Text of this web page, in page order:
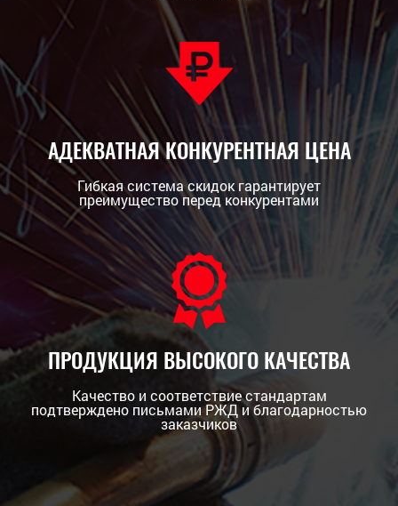
АДЕКВАТНАЯ КОНКУРЕНТНАЯ ЦЕНА
Гибкая система скидок гарантирует
преимущество перед конкурентами
ПРОДУКЦИЯ ВЫСОКОГО КАЧЕСТВА
Качество и соответствие стандартам
подтверждено письмами РЖД и благодарностью
заказчиков